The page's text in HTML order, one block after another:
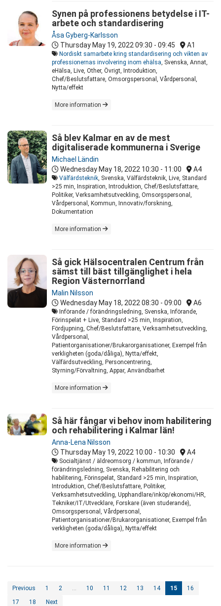
Synen på professionens betydelse i IT-
arbete och standardisering
Åsa Gyberg-Karlsson
Thursday May 19, 2022 09:30 - 09:45 A1
Nordiskt samarbete kring standardisering och vikten av
professionernas involvering inom ehälsa, Svenska, Annat,
eHälsa, Live, Other, Övrigt, Introduktion,
Chef/Beslutsfattare, Omsorgspersonal, Vårdpersonal,
Nytta/effekt
More information
Så blev Kalmar en av de mest
digitaliserade kommunerna i Sverige
Michael Ländin
Wednesday May 18, 2022 10:30 - 11:00 A4
Välfärdsteknik, Svenska, Välfärdsteknik, Live, Standard
>25 min, Inspiration, Introduktion, Chef/Beslutsfattare,
Politiker, Verksamhetsutveckling, Omsorgspersonal,
Vårdpersonal, Kommun, Innovativ/forskning,
Dokumentation
More information
Så gick Hälsocentralen Centrum från
sämst till bäst tillgänglighet i hela
Region Västernorrland
Malin Nilsson
Wednesday May 18, 2022 08:30 - 09:00 A6
Införande / förändringsledning, Svenska, Införande,
Förinspelat + Live, Standard >25 min, Inspiration,
Fördjupning, Chef/Beslutsfattare, Verksamhetsutveckling,
Vårdpersonal,
Patientorganisationer/Brukarorganisationer, Exempel från
verkligheten (goda/dåliga), Nytta/effekt,
Välfärdsutveckling, Personcentrering,
Styrning/Förvaltning, Appar, Användbarhet
More information
Så här fångar vi behov inom habilitering
och rehabilitering i Kalmar län!
Anna-Lena Nilsson
Thursday May 19, 2022 10:00 - 10:30 A4
Socialtjänst / äldreomsorg / kommun, Införande /
förändringsledning, Svenska, Rehabilitering och
habilitering, Förinspelat, Standard >25 min, Inspiration,
Introduktion, Chef/Beslutsfattare, Politiker,
Verksamhetsutveckling, Upphandlare/inköp/ekonomi/HR,
Tekniker/IT/Utvecklare, Forskare (även studerande),
Omsorgspersonal, Vårdpersonal,
Patientorganisationer/Brukarorganisationer, Exempel från
verkligheten (goda/dåliga), Nytta/effekt
More information
Previous 1 2 … 10 11 12 13 14 15
16
17
18 Next